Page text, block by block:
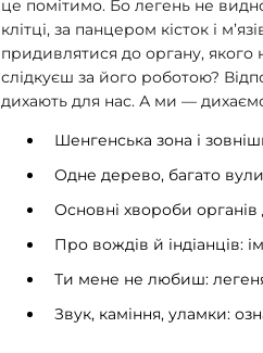
це помітимо. Бо легень не
клітці, за панцером кісток і
придивлятися до органу, якого
слідкуєш за його роботою?
дихають для нас. А ми —
Шенгенська зона і
Одне дерево, багато
Основні хвороби
Про вождів й індіанців:
Ти мене не любиш: легеня
Звук, каміння, уламки: